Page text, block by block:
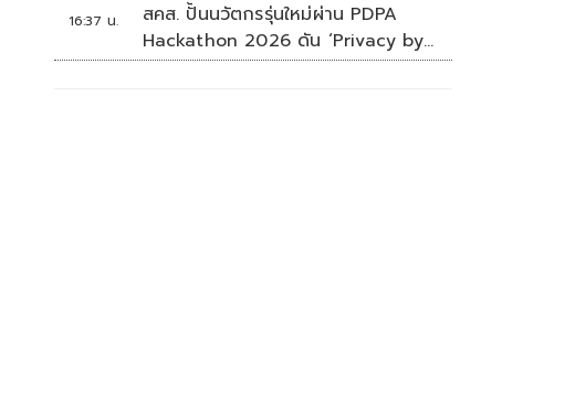
16:37 น.
สคส. ปั้นนวัตกรรุ่นใหม่ผ่าน PDPA
Hackathon 2026 ดัน ‘Privacy by
Design for all’ สู่โซลูชันคุ้มครอง